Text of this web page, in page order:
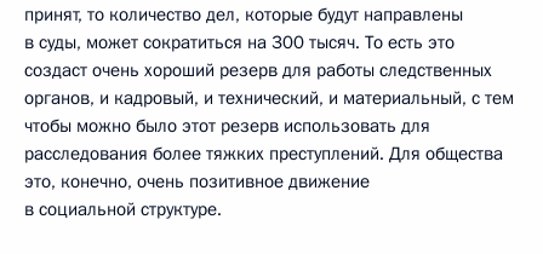
принят, то количество дел, которые будут направлены
в суды, может сократиться на 300 тысяч. То есть это
создаст очень хороший резерв для работы следственных
органов, и кадровый, и технический, и материальный, с тем
чтобы можно было этот резерв использовать для
расследования более тяжких преступлений. Для общества
это, конечно, очень позитивное движение
в социальной структуре.